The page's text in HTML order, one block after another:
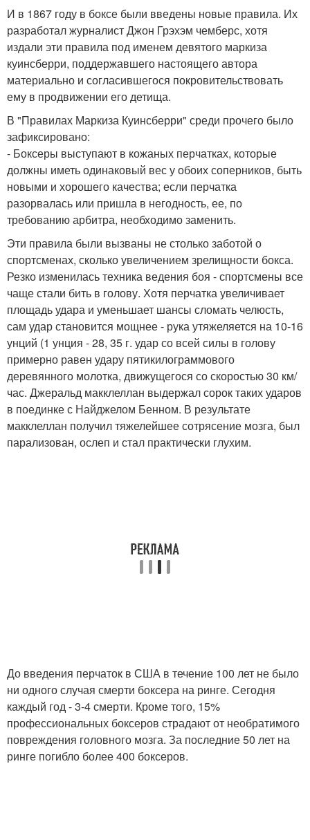
И в 1867 году в боксе были введены новые правила. Их
разработал журналист Джон Грэхэм чемберс, хотя
издали эти правила под именем девятого маркиза
куинсберри, поддержавшего настоящего автора
материально и согласившегося покровительствовать
ему в продвижении его детища.
В "Правилах Маркиза Куинсберри" среди прочего было
зафиксировано:
- Боксеры выступают в кожаных перчатках, которые
должны иметь одинаковый вес у обоих соперников, быть
новыми и хорошего качества; если перчатка
разорвалась или пришла в негодность, ее, по
требованию арбитра, необходимо заменить.
Эти правила были вызваны не столько заботой о
спортсменах, сколько увеличением зрелищности бокса.
Резко изменилась техника ведения боя - спортсмены все
чаще стали бить в голову. Хотя перчатка увеличивает
площадь удара и уменьшает шансы сломать челюсть,
сам удар становится мощнее - рука утяжеляется на 10-16
унций (1 унция - 28, 35 г. удар со всей силы в голову
примерно равен удару пятикилограммового
деревянного молотка, движущегося со скоростью 30 км/
час. Джеральд макклеллан выдержал сорок таких ударов
в поединке с Найджелом Бенном. В результате
макклеллан получил тяжелейшее сотрясение мозга, был
парализован, ослеп и стал практически глухим.
До введения перчаток в США в течение 100 лет не было
ни одного случая смерти боксера на ринге. Сегодня
каждый год - 3-4 смерти. Кроме того, 15%
профессиональных боксеров страдают от необратимого
повреждения головного мозга. За последние 50 лет на
ринге погибло более 400 боксеров.